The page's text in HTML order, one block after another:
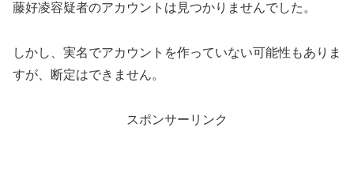
藤好凌容疑者のアカウントは見つかりませんでした。
しかし、実名でアカウントを作っていない可能性もありま
すが、断定はできません。
スポンサーリンク